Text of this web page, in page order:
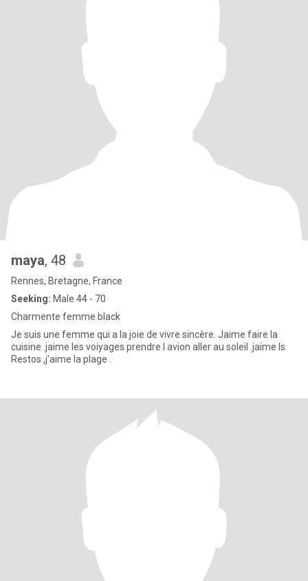
maya, 48
Rennes, Bretagne, France
Seeking: Male 44 - 70
Charmente femme black
Je suis une femme qui a la joie de vivre sincère. Jaime faire la
cuisine .jaime les voiyages prendre l avion aller au soleil .jaime ls
Restos ,j'aime la plage .